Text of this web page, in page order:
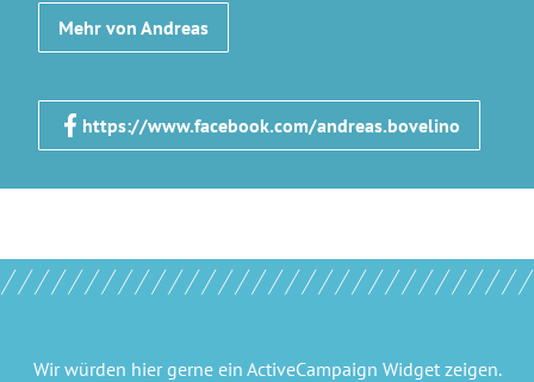
Mehr von Andreas
https://www.facebook.com/andreas.bovelino
Wir würden hier gerne ein ActiveCampaign Widgetzeigen.